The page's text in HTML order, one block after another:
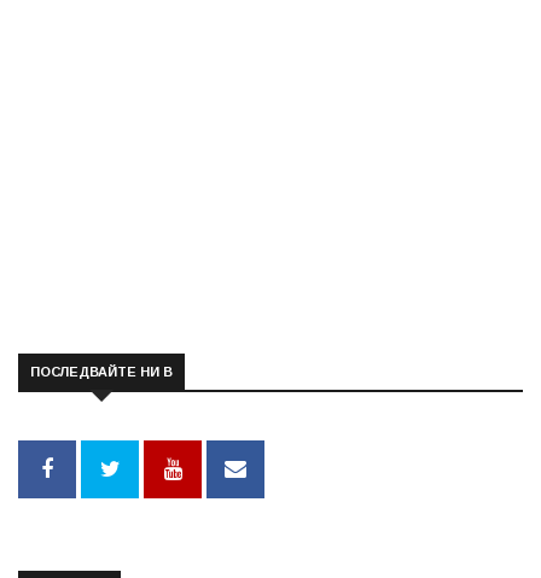
ПОСЛЕДВАЙТЕ НИ В